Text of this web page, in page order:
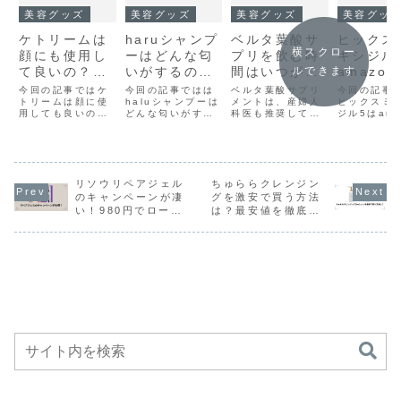
美容グッズ
ケトリームは
顔にも使用し
て良いの？ど
この部位なら
使用可能？
今回の記事ではケ
トリームは顔に使
用しても良いの
ムを使ってみたい
も良いのか気にな
っている方は是非
読んでみてくださ
美容グッズ
haruシャンプ
ーはどんな匂
いがするの？
口コミから検
証しました！
今回の記事ではは
haluシャンプーは
どんな匂いがする
プーを購入しよう
匂いがするのか？
匂いに関する評判
はどうなのか？に
ついて知りたい方
は是非読んでみて
美容グッズ
ベルタ葉酸サ
プリを飲む時
間はいつがお
すすめ？飲み
方のポイント
は？
ベルタ葉酸サプリ
メントは、産婦人
科医も推奨してい
で紹介をされてお
もの産婦人科医が
ベルタ葉酸サプリ
を推奨していま
す。今回の記事で
は、 ベルタ葉酸サ
美容グッ
ヒックス
キシジル
amazon
購入でき
最安値は
こ？
今回の記事
ヒックスミ
ジル5は
た。これか
5を購入し
ど、
えるのか？
みてくださ
横スクロー
ルできます
リソウリペアジェル
のキャンペーンが凄
い！980円でローシ
ちゅららクレンジン
グを激安で買う方法
は？最安値を徹底比